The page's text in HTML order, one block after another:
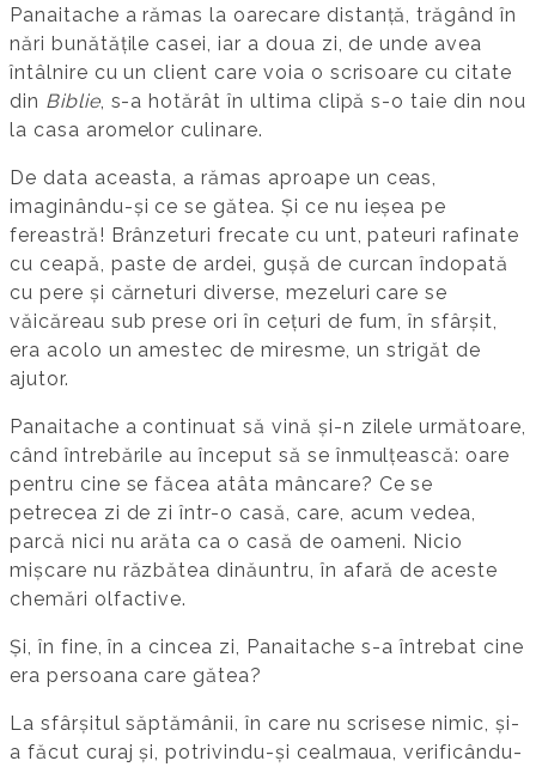
Panaitache a rămas la oarecare distanță, trăgând în
nări bunătățile casei, iar a doua zi, de unde avea
întâlnire cu un client care voia o scrisoare cu citate
din Biblie, s-a hotărât în ultima clipă s-o taie din nou
la casa aromelor culinare.
De data aceasta, a rămas aproape un ceas,
imaginându-și ce se gătea. Și ce nu ieșea pe
fereastră! Brânzeturi frecate cu unt, pateuri rafinate
cu ceapă, paste de ardei, gușă de curcan îndopată
cu pere și cărneturi diverse, mezeluri care se
văicăreau sub prese ori în cețuri de fum, în sfârșit,
era acolo un amestec de miresme, un strigăt de
ajutor.
Panaitache a continuat să vină și-n zilele următoare,
când întrebările au început să se înmulțească: oare
pentru cine se făcea atâta mâncare? Ce se
petrecea zi de zi într-o casă, care, acum vedea,
parcă nici nu arăta ca o casă de oameni. Nicio
mișcare nu răzbătea dinăuntru, în afară de aceste
chemări olfactive.
Și, în fine, în a cincea zi, Panaitache s-a întrebat cine
era persoana care gătea?
La sfârșitul săptămânii, în care nu scrisese nimic, și-
a făcut curaj și, potrivindu-și cealmaua, verificându-